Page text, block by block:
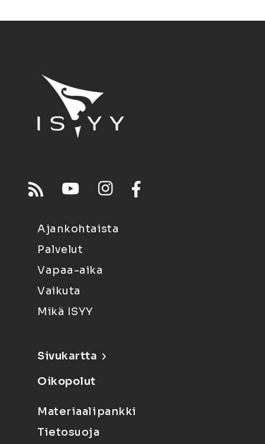
Ajankohtaista
Palvelut
Vapaa-aika
Vaikuta
Mikä ISYY
Sivukartta
Oikopolut
Materiaalipankki
Tietosuoja